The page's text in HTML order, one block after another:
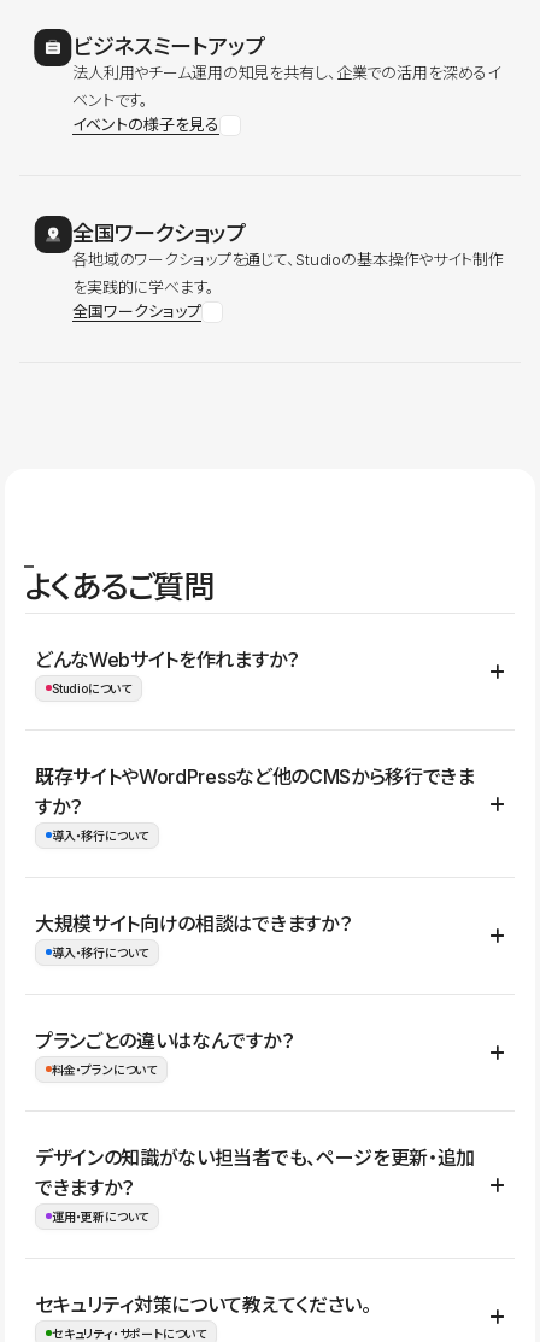
ビジネスミートアップ
法人利用やチーム運用の知見を共有し、企業での活用を深めるイ
ベントです。
イベントの様子を見る
全国ワークショップ
各地域のワークショップを通じて、Studioの基本操作やサイト制作
を実践的に学べます。
全国ワークショップ
よくあるご質問
どんなWebサイトを作れますか？
Studioについて
コーポレートサイト、サービスサイト、LP、採用サイト、ブロ
グ・メディア、イベントサイト、店舗・商品紹介サイト、ポートフ
ォリオなど幅広く制作できます。
既存サイトやWordPressなど他のCMSから移行できま
すか？
導入・移行について
はい。既存サイトの構成やコンテンツ、URLを整理したうえで、
Studio上に再構築する形で移行できます。 WordPressの場合は、
イト全体のデザインや設定がそのまま移行されるわけではないた
め、移行後にページ構成やデザイン、CMS設計、URL・リダイレク
大規模サイト向けの相談はできますか？
導入・移行について
はい。アクセス規模が大きいサイトや、複数部門での運用、権限管
理、セキュリティ確認、既存システムとの連携など、個別の要件が
ない段階でも、お問い合わせください。
お問合せはこちら
プランごとの違いはなんですか？
料金・プランについて
公開ページ数、バージョン履歴の期間、CMS利用数の上限、権限
管理の有無などがプランごとに異なります。詳しくは料金プランペ
ージをご覧ください。
デザインの知識がない担当者でも、ページを更新・追加
できますか？
運用・更新について
はい。CMSやコンポーネントを活用して更新範囲を設計しておく
ことで、デザインを崩しにくい状態で運用できます。 さらにコン
セキュリティ対策について教えてください。
セキュリティ・サポートについて